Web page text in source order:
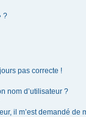
?
pas correcte !
nom d’utilisateur ?
il m’est demandé de